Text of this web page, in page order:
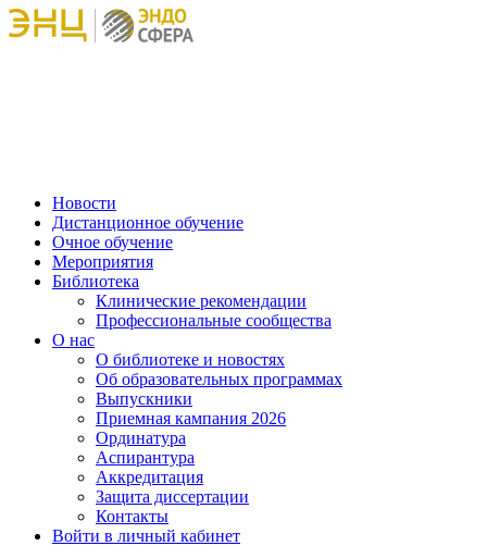
Новости
Дистанционное обучение
Очное обучение
Мероприятия
Библиотека
Клинические рекомендации
Профессиональные сообщества
О нас
О библиотеке и новостях
Об образовательных программах
Выпускники
Приемная кампания 2026
Ординатура
Аспирантура
Аккредитация
Защита диссертации
Контакты
Войти в личный кабинет